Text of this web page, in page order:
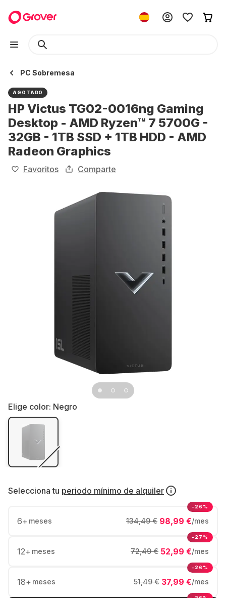
PC Sobremesa
AGOTADO
HP Victus TG02-0016ng Gaming
Desktop - AMD Ryzen™ 7 5700G -
32GB - 1TB SSD + 1TB HDD - AMD
Radeon Graphics
Favoritos Comparte
Elige color: Negro
Selecciona tu periodo mínimo de alquiler
6+ meses 98,99 €/mes
134,49 €
-26%
12+ meses 52,99 €/mes
72,49 €
-27%
18+ meses 37,99 €/mes
51,49 €
-26%